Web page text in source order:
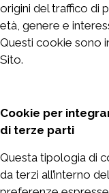
origini del traffico di
età, genere e
Questi cookie sono
Sito.
Cookie per
di terze parti
Questa tipologia di
da terzi all’interno